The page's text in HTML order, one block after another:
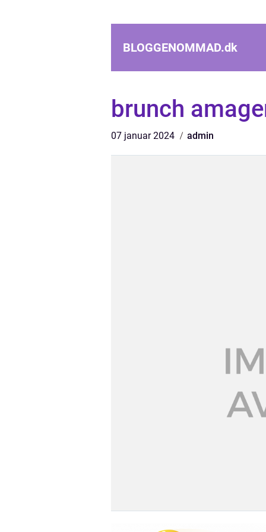
BLOGGENOMMAD.dk
brunch
07 januar 2024 admin